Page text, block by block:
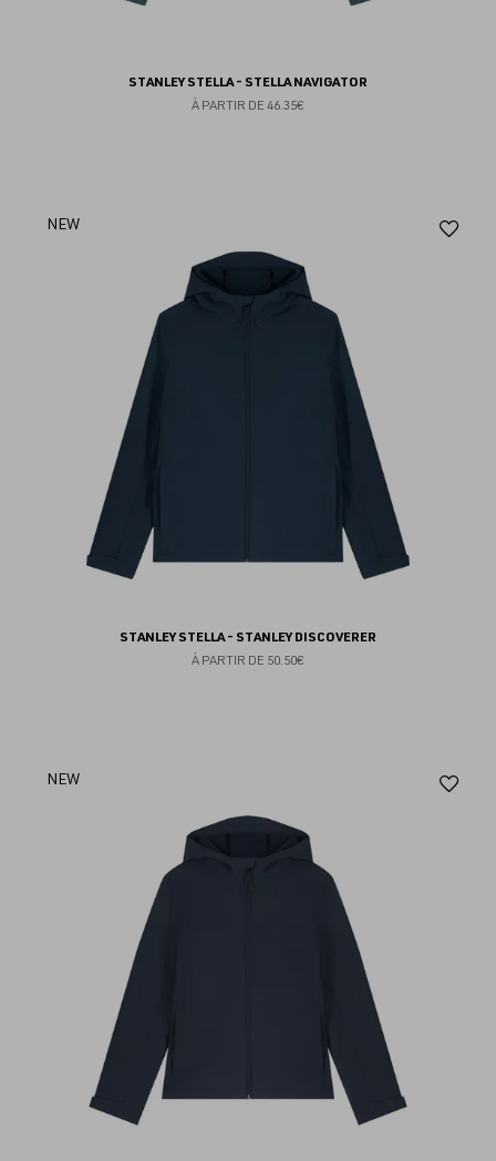
STANLEY STELLA - STELLA NAVIGATOR
À PARTIR DE 46.35€
NEW
STANLEY STELLA - STANLEY DISCOVERER
À PARTIR DE 50.50€
NEW